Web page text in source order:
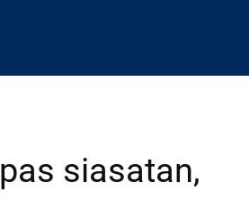
siasatan,